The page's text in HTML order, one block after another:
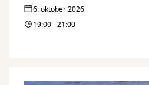
6. oktober 2026
19:00 - 21:00